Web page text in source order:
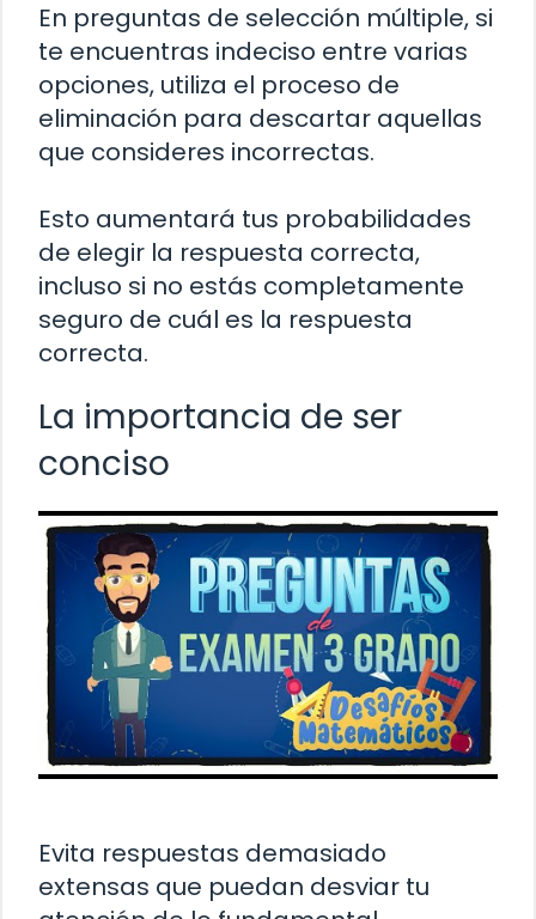
En preguntas de selección múltiple, si
te encuentras indeciso entre varias
opciones, utiliza el proceso de
eliminación para descartar aquellas
que consideres incorrectas.
Esto aumentará tus probabilidades
de elegir la respuesta correcta,
incluso si no estás completamente
seguro de cuál es la respuesta
correcta.
La importancia de ser
conciso
Evita respuestas demasiado
extensas que puedan desviar tu